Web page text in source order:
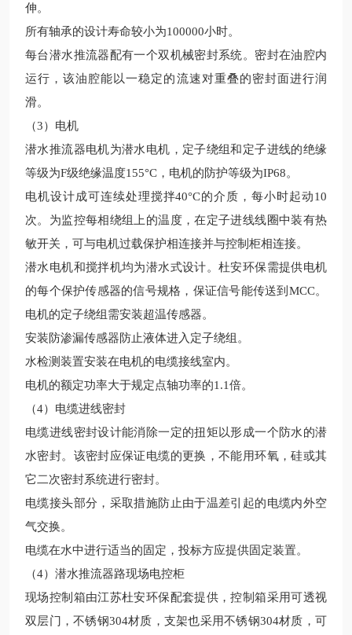
伸。
所有轴承的设计寿命较小为100000小时。
每台潜水推流器配有一个双机械密封系统。密封在油腔内
运行，该油腔能以一稳定的流速对重叠的密封面进行润
滑。
（3）电机
潜水推流器电机为潜水电机，定子绕组和定子进线的绝缘
等级为F级绝缘温度155°C，电机的防护等级为IP68。
电机设计成可连续处理搅拌40°C的介质，每小时起动10
次。为监控每相绕组上的温度，在定子进线线圈中装有热
敏开关，可与电机过载保护相连接并与控制柜相连接。
潜水电机和搅拌机均为潜水式设计。 杜安环保需提供电机
的每个保护传感器的信号规格，保证信号能传送到 MCC。
电机的定子绕组需安装超温传感器。
安装防渗漏传感器防止液体进入定子绕组。
水检测装置安装在电机的电缆接线室内。
电机的额定功率大于规定点轴功率的1.1倍。
（4）电缆进线密封
电缆进线密封设计能消除一定的扭矩以形成一个防水的潜
水密封。该密封应保证电缆的更换，不能用环氧，硅或其
它二次密封系统进行密封。
电缆接头部分，采取措施防止由于温差引起的电缆内外空
气交换。
电缆在水中进行适当的固定，投标方应提供固定装置。
（4） 潜水推流器路现场电控柜
现场控制箱由江苏杜安环保配套提供，控制箱采用可透视
双层门，不锈钢304材质，支架也采用不锈钢304材质，可